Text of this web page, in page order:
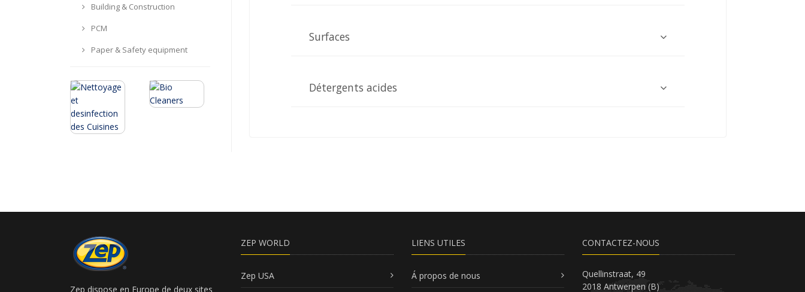
Surfaces
Détergents acides
Building & Construction
PCM
Paper & Safety equipment
Zep dispose en Europe de deux sites
ZEP WORLD
Zep USA
LIENS UTILES
Á propos de nous
CONTACTEZ-NOUS
Quellinstraat, 49
2018 Antwerpen (B)